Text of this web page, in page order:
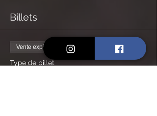
Billets
Vente expirée
Type de billet